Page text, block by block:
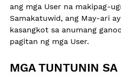
ang mga User na makipag-
Samakatuwid, ang May-ari
kasangkot sa anumang
pagitan ng mga User.
MGA TUNTUNIN SA